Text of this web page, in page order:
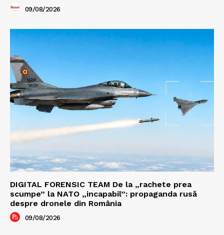
09/08/2026
DIGITAL FORENSIC TEAM De la „rachete prea
scumpe” la NATO „incapabil”: propaganda rusă
despre dronele din România
09/08/2026